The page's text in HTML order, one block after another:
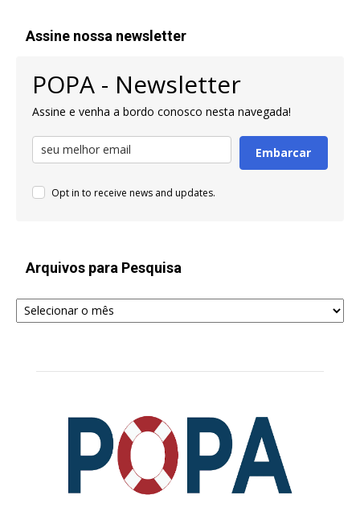
Assine nossa newsletter
POPA - Newsletter
Assine e venha a bordo conosco nesta navegada!
Embarcar
Opt in to receive news and updates.
Arquivos para Pesquisa
Arquivos
para